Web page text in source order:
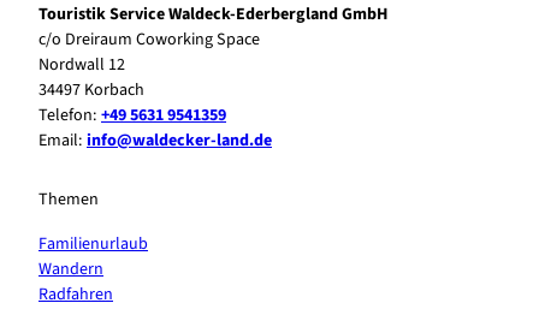
Touristik Service Waldeck-Ederbergland GmbH
c/o Dreiraum Coworking Space
Nordwall 12
34497 Korbach
Telefon: +49 5631 9541359
Email: info@waldecker-land.de
Themen
Familienurlaub
Wandern
Radfahren